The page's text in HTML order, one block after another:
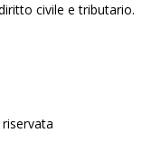
civile e tributario.